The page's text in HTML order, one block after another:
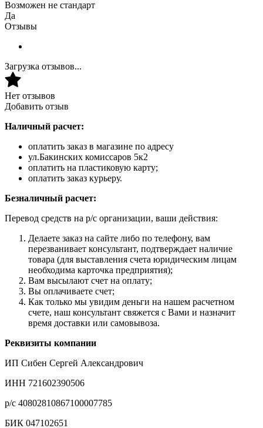
Возможен не стандарт
Да
Отзывы
Загрузка отзывов...
Нет отзывов
Добавить отзыв
Наличный расчет:
оплатить заказ в магазине по адресу
ул.Бакинских комиссаров 5к2
оплатить на пластиковую карту;
оплатить заказ курьеру.
Безналичный расчет:
Перевод средств на р/с организации, ваши действия:
Делаете заказ на сайте либо по телефону, вам
перезванивает консультант, подтверждает наличие
товара (для выставления счета юридическим лицам
необходима карточка предприятия);
Вам высылают счет на оплату;
Вы оплачиваете счет;
Как только мы увидим деньги на нашем расчетном
счете, наш консультант свяжется с Вами и назначит
время доставки или самовывоза.
Реквизиты компании
ИП Сибен Сергей Александрович
ИНН 721602390506
р/с 40802810867100007785
БИК 047102651